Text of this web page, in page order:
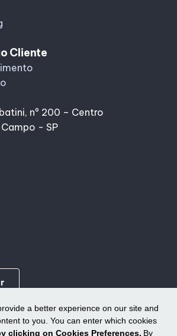
a better experience on our site and
to you. You can enter which cookies
clicking on Cookies Preferences. By
Cliente
nº 200 – Centro
- SP